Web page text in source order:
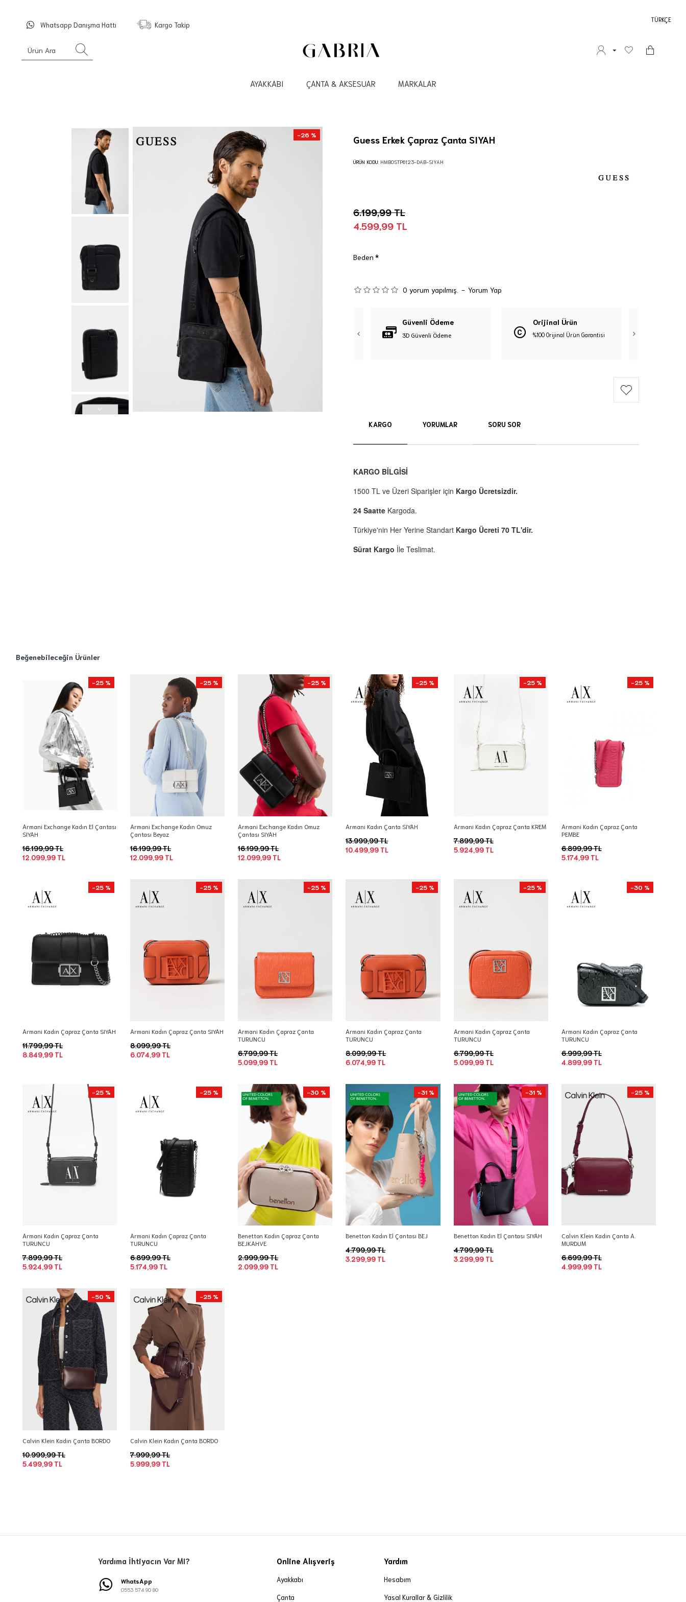
Whatsapp Danışma Hattı Kargo Takip
TÜRKÇE
AYAKKABI ÇANTA & AKSESUAR MARKALAR
-26 % Guess Erkek Çapraz Çanta SIYAH
0 yorum yapılmış. - Yorum Yap
4.599,99 TL
6.199,99 TL
ÜRÜN KODU: HMBOSTP6123-DAB-SIYAH
Beden
Güvenli Ödeme
3D Güvenli Ödeme
Güvenli Ödeme
3D Güvenli Ödeme
Orijinal Ürün
%100 Orijinal Ürün Garantisi
KARGO YORUMLAR SORU SOR
KARGO BİLGİSİ
1500 TL ve Üzeri Siparişler için Kargo Ücretsizdir.
24 Saatte Kargoda.
Türkiye'nin Her Yerine Standart Kargo Ücreti 70 TL'dir.
Sürat Kargo İle Teslimat.
Beğenebileceğin Ürünler
-25 %
Armani Exchange Kadın El Çantası
SIYAH
12.099,99 TL
16.199,99 TL
-25 %
Armani Exchange Kadın Omuz
Çantası Beyaz
12.099,99 TL
16.199,99 TL
-25 %
Armani Exchange Kadın Omuz
Çantası SIYAH
12.099,99 TL
16.199,99 TL
-25 %
Armani Kadın Çanta SIYAH
10.499,99 TL
13.999,99 TL
-25 %
Armani Kadın Çapraz Çanta KREM
5.924,99 TL
7.899,99 TL
-25 %
Armani Kadın Çapraz Çanta
PEMBE
5.174,99 TL
6.899,99 TL
-25 %
Armani Kadın Çapraz Çanta SIYAH
8.849,99 TL
11.799,99 TL
-25 %
Armani Kadın Çapraz Çanta SIYAH
6.074,99 TL
8.099,99 TL
-25 %
Armani Kadın Çapraz Çanta
TURUNCU
5.099,99 TL
6.799,99 TL
-25 %
Armani Kadın Çapraz Çanta
TURUNCU
6.074,99 TL
8.099,99 TL
-25 %
Armani Kadın Çapraz Çanta
TURUNCU
5.099,99 TL
6.799,99 TL
-30 %
Armani Kadın Çapraz Çanta
TURUNCU
4.899,99 TL
6.999,99 TL
-25 %
Armani Kadın Çapraz Çanta
TURUNCU
5.924,99 TL
7.899,99 TL
-25 %
Armani Kadın Çapraz Çanta
TURUNCU
5.174,99 TL
6.899,99 TL
-30 %
Benetton Kadın Çapraz Çanta
BEJKAHVE
2.099,99 TL
2.999,99 TL
-31 %
Benetton Kadın El Çantası BEJ
3.299,99 TL
4.799,99 TL
-31 %
Benetton Kadın El Çantası SIYAH
3.299,99 TL
4.799,99 TL
-25 %
Calvin Klein Kadın Çanta A.
MURDUM
4.999,99 TL
6.699,99 TL
-50 %
Calvin Klein Kadın Çanta BORDO
5.499,99 TL
10.999,99 TL
-25 %
Calvin Klein Kadın Çanta BORDO
5.999,99 TL
7.999,99 TL
Yardıma İhtiyacın Var MI?
WhatsApp
0553 574 90 80
Online Alışveriş
Ayakkabı
Çanta
Yardım
Hesabım
Yasal Kurallar & Gizlilik